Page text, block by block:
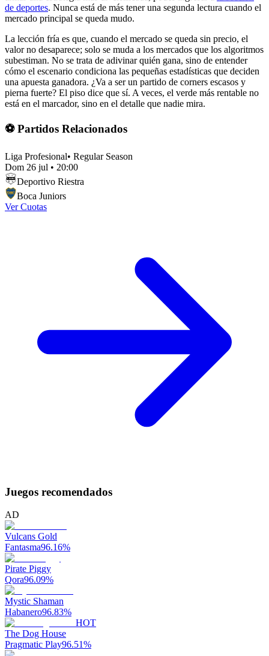
de deportes. Nunca está de más tener una segunda lectura cuando el
mercado principal se queda mudo.
La lección fría es que, cuando el mercado se queda sin precio, el
valor no desaparece; solo se muda a los mercados que los algoritmos
subestiman. No se trata de adivinar quién gana, sino de entender
cómo el escenario condiciona las pequeñas estadísticas que deciden
una apuesta ganadora. ¿Va a ser un partido de corners escasos y
pierna fuerte? El piso dice que sí. A veces, el verde más rentable no
está en el marcador, sino en el detalle que nadie mira.
⚽ Partidos Relacionados
Liga Profesional• Regular Season
Dom 26 jul • 20:00
Deportivo Riestra
Boca Juniors
Ver Cuotas
Juegos recomendados
AD
Vulcans Gold
Fantasma96.16%
Pirate Piggy
Qora96.09%
Mystic Shaman
Habanero96.83%
HOT
The Dog House
Pragmatic Play96.51%